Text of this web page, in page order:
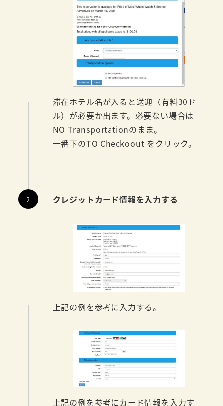
滞在ホテル名が入ると送迎（有料30ド
ル）が必要か出ます。必要ない場合は
NO Transportationのまま。
一番下のTO Checkoout をクリック。
クレジットカード情報を入力する
上記の例を参考に入力する。
上記の例を参考にカード情報を入力す